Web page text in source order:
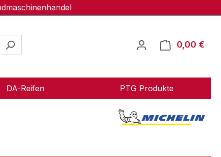
0,00 €
DA-Reifen PTG Produkte